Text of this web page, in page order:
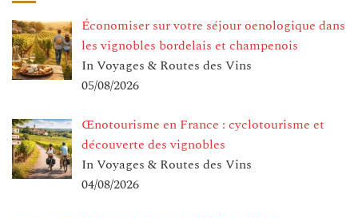
Économiser sur votre séjour oenologique dans
les vignobles bordelais et champenois
In Voyages & Routes des Vins
05/08/2026
Œnotourisme en France : cyclotourisme et
découverte des vignobles
In Voyages & Routes des Vins
04/08/2026